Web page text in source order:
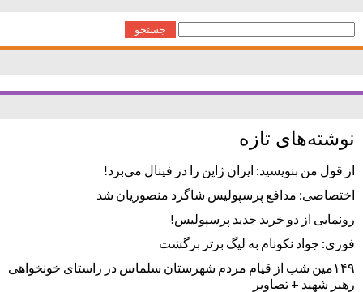
جستجو
برای:
نوشته‌های تازه
از قول من بنویسید: ایران ژاپن را در فینال می‌برد!
اختصاصی: مدافع پرسپولیس شاگرد منصوریان شد
رونمایی از دو خرید جدید پرسپولیس!
فوری: جواد نکونام به لیگ برتر برگشت
۱۴۹مین شب از قیام مردم شهرستان سلماس در راستای خونخواهی
رهبر شهید + تصاویر